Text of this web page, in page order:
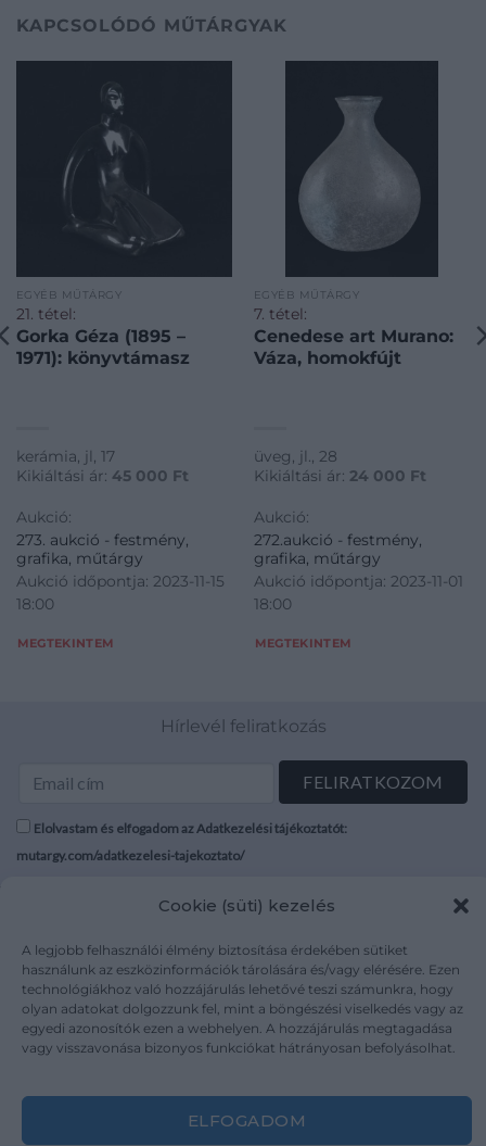
Cookie (süti) kezelés
A legjobb felhasználói élmény biztosítása érdekében sütiket
használunk az eszközinformációk tárolására és/vagy elérésére. Ezen
technológiákhoz való hozzájárulás lehetővé teszi számunkra, hogy
olyan adatokat dolgozzunk fel, mint a böngészési viselkedés vagy az
egyedi azonosítók ezen a webhelyen. A hozzájárulás megtagadása
vagy visszavonása bizonyos funkciókat hátrányosan befolyásolhat.
ELFOGADOM
KAPCSOLÓDÓ MŰTÁRGYAK
EGYÉB MŰTÁRGY
21. tétel:
Gorka Géza (1895 –
1971): könyvtámasz
kerámia, jl, 17
Kikiáltási ár: 45 000 Ft
Aukció:
273. aukció - festmény,
grafika, műtárgy
Aukció időpontja: 2023-11-15
18:00
MEGTEKINTEM
EGYÉB MŰTÁRGY
7. tétel:
Cenedese art Murano:
Váza, homokfújt
üveg, jl., 28
Kikiáltási ár: 24 000 Ft
Aukció:
272.aukció - festmény,
grafika, műtárgy
Aukció időpontja: 2023-11-01
18:00
MEGTEKINTEM
Hírlevél feliratkozás
Elolvastam és elfogadom az Adatkezelési tájékoztatót:
mutargy.com/adatkezelesi-tajekoztato/
Karrier
Kapcsolat
Áraink
Adatvédelem
Impresszum